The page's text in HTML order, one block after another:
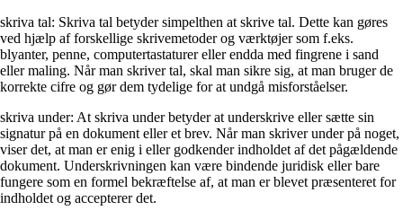
skriva tal: Skriva tal betyder simpelthen at skrive tal. Dette kan gøres
ved hjælp af forskellige skrivemetoder og værktøjer som f.eks.
blyanter, penne, computertastaturer eller endda med fingrene i sand
eller maling. Når man skriver tal, skal man sikre sig, at man bruger de
korrekte cifre og gør dem tydelige for at undgå misforståelser.
skriva under: At skriva under betyder at underskrive eller sætte sin
signatur på en dokument eller et brev. Når man skriver under på noget,
viser det, at man er enig i eller godkender indholdet af det pågældende
dokument. Underskrivningen kan være bindende juridisk eller bare
fungere som en formel bekræftelse af, at man er blevet præsenteret for
indholdet og accepterer det.